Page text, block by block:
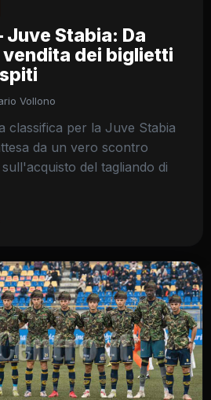
Juve Stabia: Da
dei biglietti
Vollono
classifica per la Juve Stabia
da un vero scontro
del tagliando di